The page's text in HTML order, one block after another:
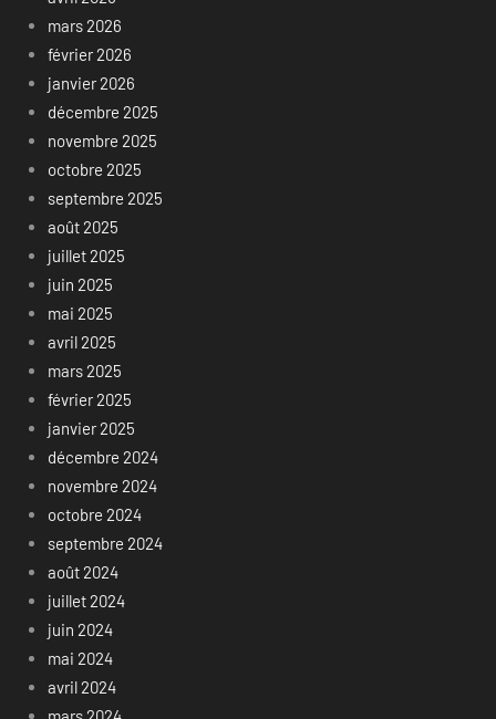
mars 2026
février 2026
janvier 2026
décembre 2025
novembre 2025
octobre 2025
septembre 2025
août 2025
juillet 2025
juin 2025
mai 2025
avril 2025
mars 2025
février 2025
janvier 2025
décembre 2024
novembre 2024
octobre 2024
septembre 2024
août 2024
juillet 2024
juin 2024
mai 2024
avril 2024